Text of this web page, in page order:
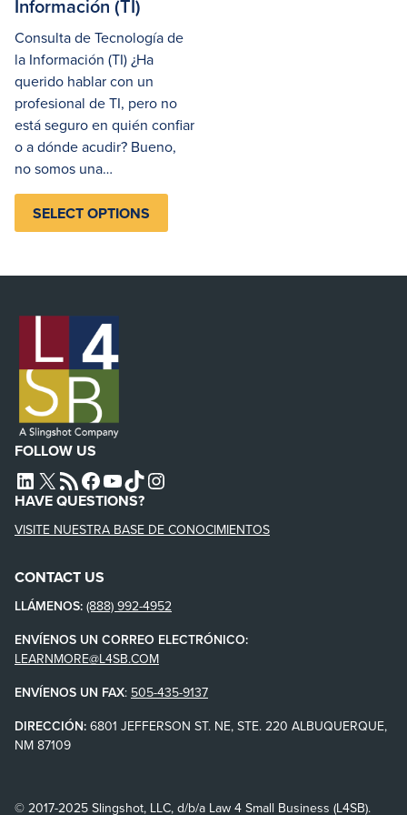
Información (TI)
Consulta de Tecnología de
la Información (TI) ¿Ha
querido hablar con un
profesional de TI, pero no
está seguro en quién confiar
o a dónde acudir? Bueno,
no somos una…
SELECT OPTIONS
FOLLOW US
L4SB LINKEDIN
X L4SB RSS FEEDL4SB FACEBOOK
L4SB YOUTUBE
TIKTOKINSTAGRAM
HAVE QUESTIONS?
VISITE NUESTRA BASE DE CONOCIMIENTOS
CONTACT US
LLÁMENOS: (888) 992-4952
ENVÍENOS UN CORREO ELECTRÓNICO:
LEARNMORE@L4SB.COM
ENVÍENOS UN FAX: 505-435-9137
DIRECCIÓN: 6801 JEFFERSON ST. NE, STE. 220 ALBUQUERQUE,
NM 87109
© 2017-2025 Slingshot, LLC, d/b/a Law 4 Small Business (L4SB).